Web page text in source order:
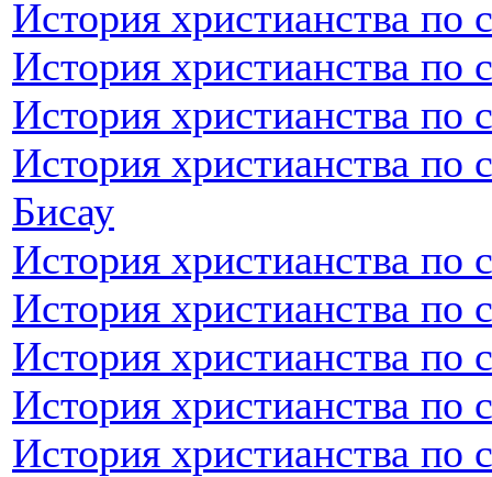
История христианства по
История христианства по
История христианства по
История христианства по
Бисау
История христианства по
История христианства по
История христианства по
История христианства по
История христианства по